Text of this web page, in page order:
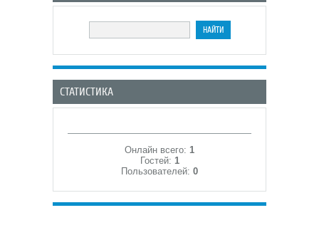
СТАТИСТИКА
Онлайн всего: 1
Гостей: 1
Пользователей: 0